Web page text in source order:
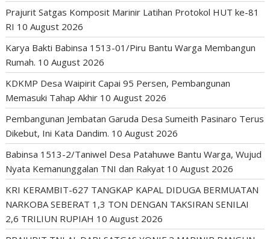
Prajurit Satgas Komposit Marinir Latihan Protokol HUT ke-81
RI 10 August 2026
Karya Bakti Babinsa 1513-01/Piru Bantu Warga Membangun
Rumah. 10 August 2026
KDKMP Desa Waipirit Capai 95 Persen, Pembangunan
Memasuki Tahap Akhir 10 August 2026
Pembangunan Jembatan Garuda Desa Sumeith Pasinaro Terus
Dikebut, Ini Kata Dandim. 10 August 2026
Babinsa 1513-2/Taniwel Desa Patahuwe Bantu Warga, Wujud
Nyata Kemanunggalan TNI dan Rakyat 10 August 2026
KRI KERAMBIT-627 TANGKAP KAPAL DIDUGA BERMUATAN
NARKOBA SEBERAT 1,3 TON DENGAN TAKSIRAN SENILAI
2,6 TRILIUN RUPIAH 10 August 2026